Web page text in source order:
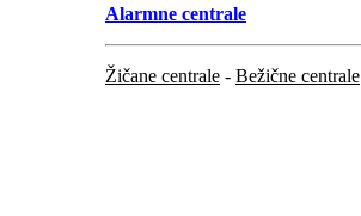
Alarmne centrale
Žičane centrale - Bežične centrale